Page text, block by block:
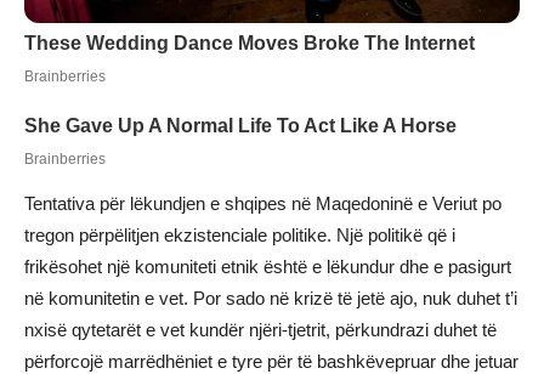
Tentativa për lëkundjen e shqipes në Maqedoninë e Veriut po
tregon përpëlitjen ekzistenciale politike. Një politikë që i
frikësohet një komuniteti etnik është e lëkundur dhe e pasigurt
në komunitetin e vet. Por sado në krizë të jetë ajo, nuk duhet t’i
nxisë qytetarët e vet kundër njëri-tjetrit, përkundrazi duhet të
përforcojë marrëdhëniet e tyre për të bashkëvepruar dhe jetuar